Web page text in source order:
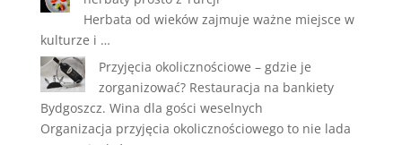
Herbata od wieków zajmuje ważne miejsce w
kulturze i …
Przyjęcia okolicznościowe – gdzie je
zorganizować? Restauracja na bankiety
Bydgoszcz. Wina dla gości weselnych
Organizacja przyjęcia okolicznościowego to nie lada